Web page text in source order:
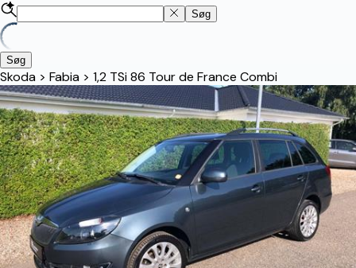
Søg
Søg
Skoda > Fabia > 1,2 TSi 86 Tour de France Combi